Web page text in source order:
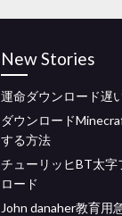
New Stories
運命ダウンロード遅
ダウンロード
する方法
チューリッヒBT太字
ロード
John danaher教育用